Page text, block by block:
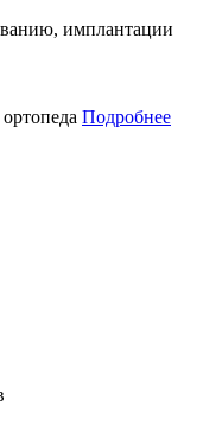
имплантации
Подробнее